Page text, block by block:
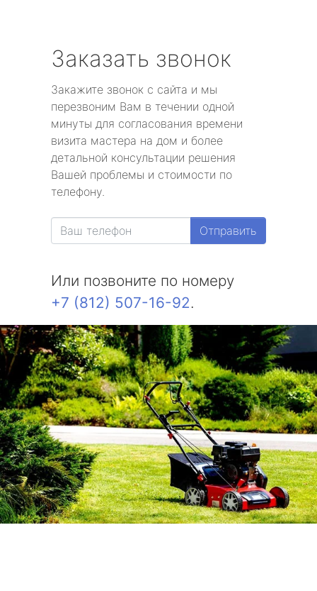
Заказать звонок
Закажите звонок с сайта и мы
перезвоним Вам в течении одной
минуты для согласования времени
визита мастера на дом и более
детальной консультации решения
Вашей проблемы и стоимости по
телефону.
Отправить
Или позвоните по номеру
+7 (812) 507-16-92.